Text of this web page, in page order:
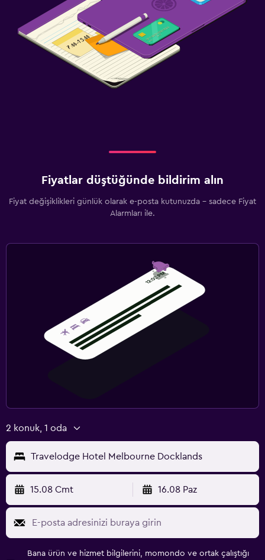
Fiyatlar düştüğünde bildirim alın
Fiyat değişiklikleri günlük olarak e-posta kutunuzda - sadece Fiyat
Alarmları ile.
2 konuk, 1 oda
Travelodge Hotel Melbourne Docklands
15.08 Cmt 16.08 Paz
Bana ürün ve hizmet bilgilerini, momondo ve ortak çalıştığı